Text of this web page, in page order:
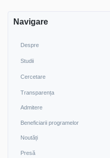
Navigare
Despre
Studii
Cercetare
Transparența
Admitere
Beneficiarii programelor
Noutăți
Presă